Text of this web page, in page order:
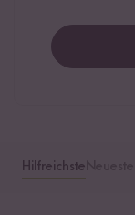
Hilfreichste